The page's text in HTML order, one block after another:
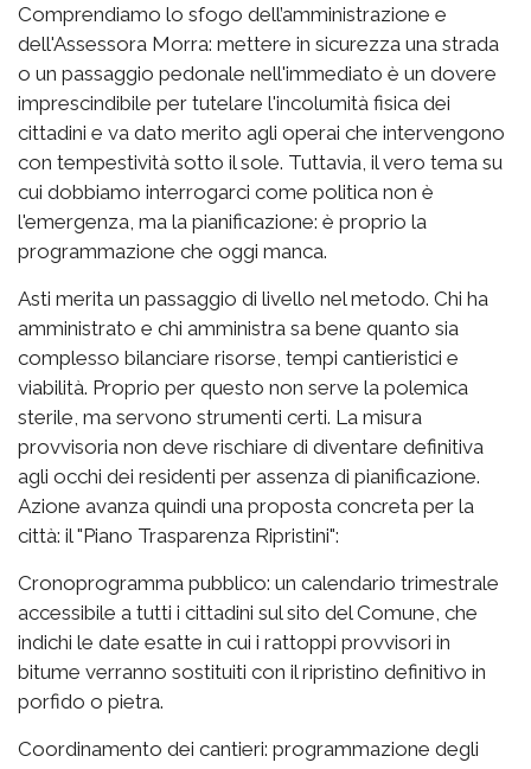
Comprendiamo lo sfogo dell’amministrazione e
dell'Assessora Morra: mettere in sicurezza una strada
o un passaggio pedonale nell'immediato è un dovere
imprescindibile per tutelare l'incolumità fisica dei
cittadini e va dato merito agli operai che intervengono
con tempestività sotto il sole. Tuttavia, il vero tema su
cui dobbiamo interrogarci come politica non è
l'emergenza, ma la pianificazione: è proprio la
programmazione che oggi manca.
Asti merita un passaggio di livello nel metodo. Chi ha
amministrato e chi amministra sa bene quanto sia
complesso bilanciare risorse, tempi cantieristici e
viabilità. Proprio per questo non serve la polemica
sterile, ma servono strumenti certi. La misura
provvisoria non deve rischiare di diventare definitiva
agli occhi dei residenti per assenza di pianificazione.
Azione avanza quindi una proposta concreta per la
città: il "Piano Trasparenza Ripristini":
Cronoprogramma pubblico: un calendario trimestrale
accessibile a tutti i cittadini sul sito del Comune, che
indichi le date esatte in cui i rattoppi provvisori in
bitume verranno sostituiti con il ripristino definitivo in
porfido o pietra.
Coordinamento dei cantieri: programmazione degli